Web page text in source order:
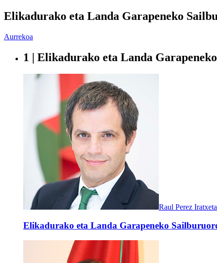
Elikadurako eta Landa Garapeneko
Aurrekoa
1 | Elikadurako eta Landa
Raul Perez Iratxeta
Elikadurako eta Landa Garapeneko